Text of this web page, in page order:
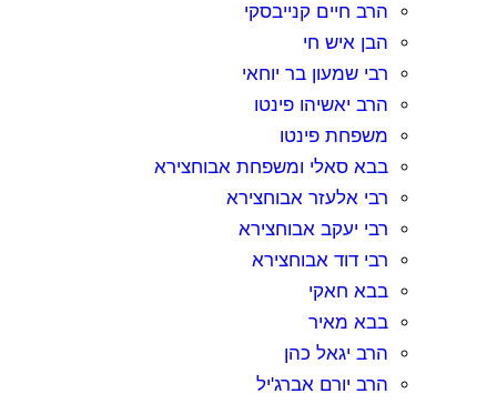
הרב חיים קנייבסקי
הבן איש חי
רבי שמעון בר יוחאי
הרב יאשיהו פינטו
משפחת פינטו
בבא סאלי ומשפחת אבוחצירא
רבי אלעזר אבוחצירא
רבי יעקב אבוחצירא
רבי דוד אבוחצירא
בבא חאקי
בבא מאיר
הרב יגאל כהן
הרב יורם אברג'יל